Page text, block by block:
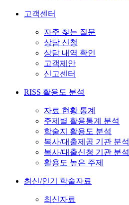
고객센터
자주 찾는 질문
상담 신청
상담 내역 확인
고객제안
신고센터
RISS 활용도 분석
자료 현황 통계
주제별 활용통계 분석
학술지 활용도 분석
복사/대출제공 기관 분석
복사/대출신청 기관 분석
활용도 높은 주제
최신/인기 학술자료
최신자료